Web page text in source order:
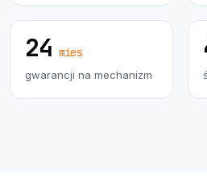
24 mies
gwarancji na mechanizm